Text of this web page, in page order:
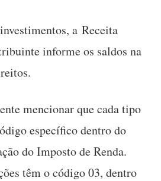
a Receita
informe os saldos na
mencionar que cada tipo
específico dentro do
do Imposto de Renda.
têm o código 03, dentro